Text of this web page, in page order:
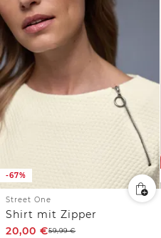
-67%
Street One
Shirt mit Zipper
20,00 €59,99€